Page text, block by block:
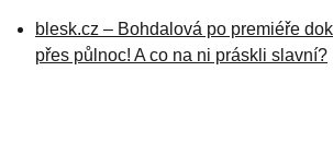
blesk.cz – Bohdalová po premiéře
přes půlnoc! A co na ni práskli slavní?